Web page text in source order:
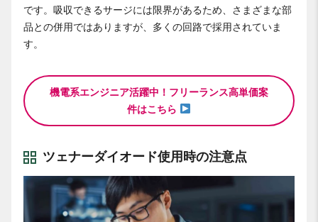
です。吸収できるサージには限界があるため、さまざまな部
品との併用ではありますが、多くの回路で採用されていま
す。
機電系エンジニア活躍中！フリーランス高単価案
件はこちら
ツェナーダイオード使用時の注意点